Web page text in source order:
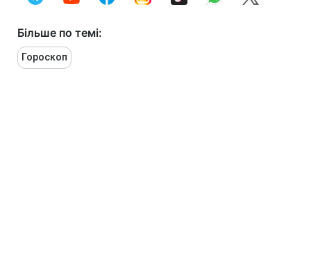
Більше по темі:
Гороскоп